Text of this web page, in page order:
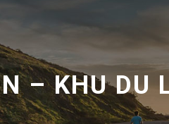
– KHU DU